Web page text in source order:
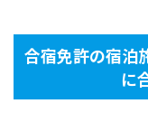
合宿免許の宿泊
に